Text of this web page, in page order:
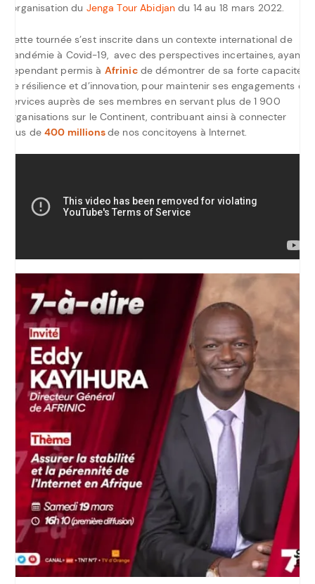
l’organisation du Jenga Tour Abidjan du 14 au 18 mars 2022.
Cette tournée s’est inscrite dans un contexte international de
pandémie à Covid-19, avec des perspectives incertaines, ayant
cependant permis à Afrinicde démontrer de sa forte capacité
de résilience et d’innovation, pour maintenir ses engagements et
services auprès de ses membres en servant plus de 1 900
organisations sur le Continent, contribuant ainsi à connecter
plus de400 millionsde nos concitoyens à Internet.